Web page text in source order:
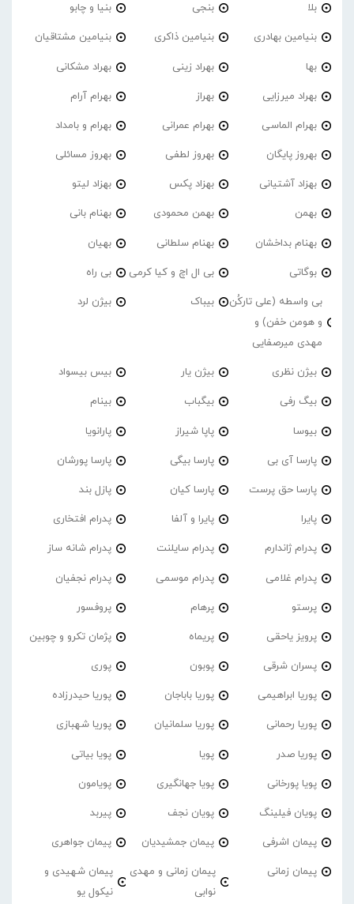
بلا بنجی بنیا و چابو
بنیامین بهادری بنیامین ذاکری بنیامین مشتاقیان
بها بهراد زینی بهراد مشکانی
بهراد میرزایی بهراز بهرام آرام
بهرام الماسی بهرام عمرانی بهرام و بامداد
بهروز پایگان بهروز لطفی بهروز مسائلی
بهزاد آشتیانی بهزاد پکس بهزاد لیتو
بهمن بهمن محمودی بهنام بانی
بهنام بداخشان بهنام سلطانی بهیان
بوگاتی بی ال اچ و کیا کرمی بی راه
بی واسطه (علی تارکُن
و هومن خفن) و
مهدی میرصفایی
بیباک بیژن لرد
بیژن نظری بیژن یار بیس بیسواد
بیگ رفی بیگباب بینام
بیوسا پاپا شیراز پارانویا
پارسا آی بی پارسا بیگی پارسا پورشان
پارسا حق پرست پارسا کیان پازل بند
پایرا پایرا و آلفا پدرام افتخاری
پدرام ژاندارم پدرام‌ سایلنت پدرام شانه ساز
پدرام غلامی پدرام موسمی پدرام نجفیان
پرستو پرهام پروفسور
پرویز یاحقی پریماه پژمان تکرو و چوبین
پسران شرقی پوبون پوری
پوریا ابراهیمی پوریا باباجان پوریا حیدرزاده
پوریا رحمانی پوریا سلمانیان پوریا شهبازی
پوریا صدر پویا پویا بیاتی
پویا پورخانی پویا جهانگیری پویامون
پویان فیلینگ پویان نجف پیربد
پیمان اشرفی پیمان جمشیدیان پیمان جواهری
پیمان زمانی
پیمان زمانی و مهدی
نوابی
پیمان شهیدی و
نیکول یو